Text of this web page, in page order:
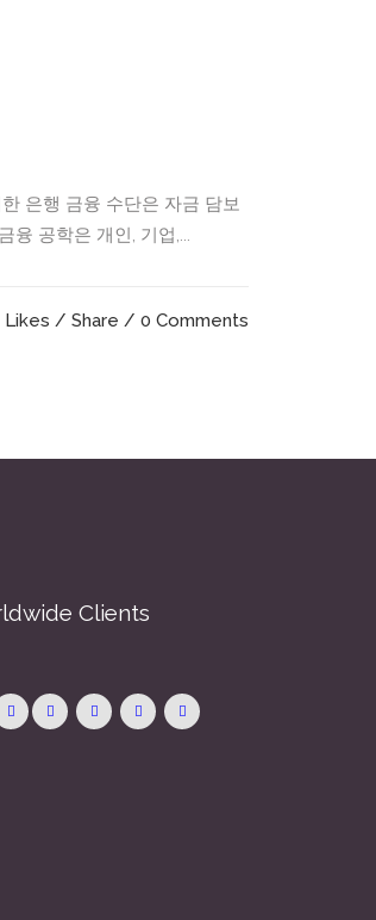
은행 금융 수단은 자금 담보
융 공학은 개인, 기업,...
Likes Share 0 Comments
Clients